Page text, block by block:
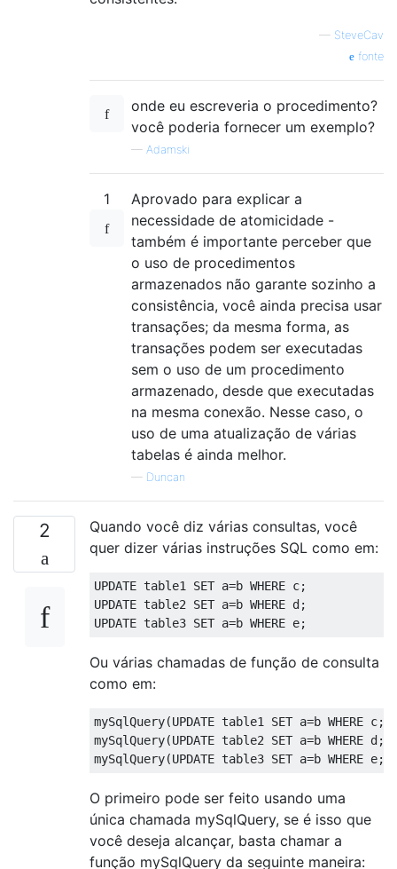
— SteveCav
fonte
onde eu escreveria o procedimento?
você poderia fornecer um exemplo?
— Adamski
1
Aprovado para explicar a
necessidade de atomicidade -
também é importante perceber que
o uso de procedimentos
armazenados não garante sozinho a
consistência, você ainda precisa usar
transações; da mesma forma, as
transações podem ser executadas
sem o uso de um procedimento
armazenado, desde que executadas
na mesma conexão. Nesse caso, o
uso de uma atualização de várias
tabelas é ainda melhor.
— Duncan
2
Quando você diz várias consultas, você
quer dizer várias instruções SQL como em:
UPDATE table1 SET a=b WHERE c;
UPDATE table2 SET a=b WHERE d;
UPDATE table3 SET a=b WHERE e;
Ou várias chamadas de função de consulta
como em:
mySqlQuery(UPDATE table1 SET a=b WHERE c;)
mySqlQuery(UPDATE table2 SET a=b WHERE d;)
mySqlQuery(UPDATE table3 SET a=b WHERE e;)
O primeiro pode ser feito usando uma
única chamada mySqlQuery, se é isso que
você deseja alcançar, basta chamar a
função mySqlQuery da seguinte maneira: